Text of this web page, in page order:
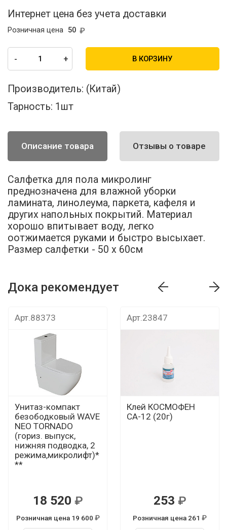
Интернет цена без учета доставки
50
Розничная цена
- + В КОРЗИНУ
Производитель: (Китай)
Тарность: 1шт
Описание товара Отзывы о товаре
Салфетка для пола микролинг
преднозначена для влажной уборки
ламината, линолеума, паркета, кафеля и
других напольных покрытий. Материал
хорошо впитывает воду, легко
оотжимается руками и быстро высыхает.
Размер салфетки - 50 х 60см
Дока рекомендует
Арт.88373
Унитаз-компакт
безободковый WAVE
NEO TORNADO
(гориз. выпуск,
нижняя подводка, 2
режима,микролифт)*
**
18 520
Розничная цена 19 600
Арт.23847
Клей КОСМОФЕН
СА-12 (20г)
253
Розничная цена 261
Р
Р Р
Дока рекомендует Дока